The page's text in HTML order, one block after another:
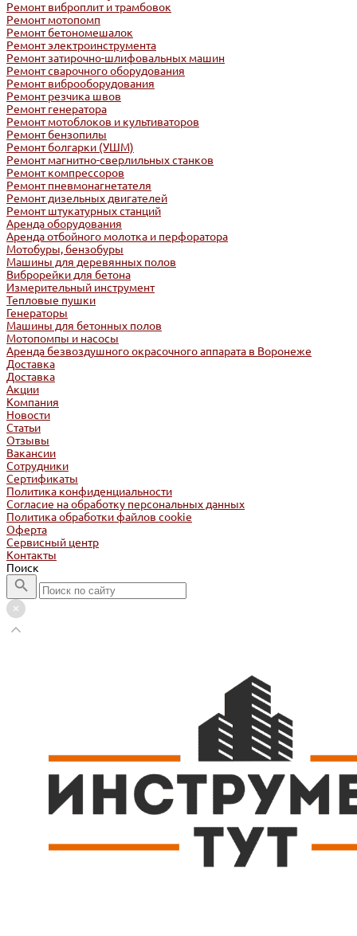
Ремонт виброплит и трамбовок
Ремонт мотопомп
Ремонт бетономешалок
Ремонт электроинструмента
Ремонт затирочно-шлифовальных машин
Ремонт сварочного оборудования
Ремонт виброоборудования
Ремонт резчика швов
Ремонт генератора
Ремонт мотоблоков и культиваторов
Ремонт бензопилы
Ремонт болгарки (УШМ)
Ремонт магнитно-сверлильных станков
Ремонт компрессоров
Ремонт пневмонагнетателя
Ремонт дизельных двигателей
Ремонт штукатурных станций
Аренда оборудования
Аренда отбойного молотка и перфоратора
Мотобуры, бензобуры
Машины для деревянных полов
Виброрейки для бетона
Измерительный инструмент
Тепловые пушки
Генераторы
Машины для бетонных полов
Мотопомпы и насосы
Аренда безвоздушного окрасочного аппарата в Воронеже
Доставка
Доставка
Акции
Компания
Новости
Статьи
Отзывы
Вакансии
Сотрудники
Сертификаты
Политика конфиденциальности
Согласие на обработку персональных данных
Политика обработки файлов cookie
Оферта
Сервисный центр
Контакты
Поиск